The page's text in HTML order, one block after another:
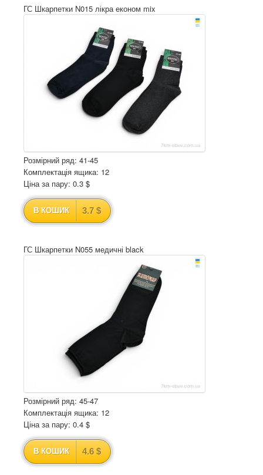
ГС Шкарпетки N015 лікра економ mix
Розмірний ряд: 41-45
Комплектація ящика: 12
Ціна за пару: 0.3 $
В КОШИК 3.7 $
ГС Шкарпетки N055 медичні black
Розмірний ряд: 45-47
Комплектація ящика: 12
Ціна за пару: 0.4 $
В КОШИК 4.6 $